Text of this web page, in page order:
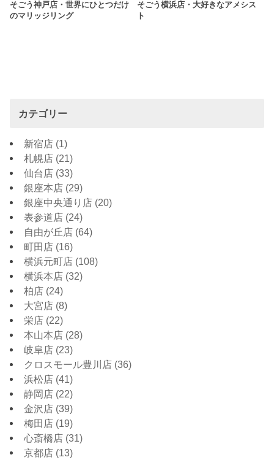
そごう神戸店・世界にひとつだけ
のマリッジリング
そごう横浜店・大好きなアメシス
ト
カテゴリー
新宿店 (1)
札幌店 (21)
仙台店 (33)
銀座本店 (29)
銀座中央通り店 (20)
表参道店 (24)
自由が丘店 (64)
町田店 (16)
横浜元町店 (108)
横浜本店 (32)
柏店 (24)
大宮店 (8)
栄店 (22)
本山本店 (28)
岐阜店 (23)
クロスモール豊川店 (36)
浜松店 (41)
静岡店 (22)
金沢店 (39)
梅田店 (19)
心斎橋店 (31)
京都店 (13)